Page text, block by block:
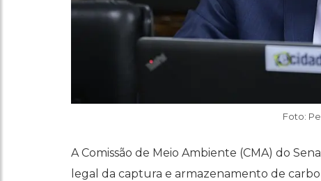
Foto:
A Comissão de Meio Ambiente (CMA) do
legal da captura e armazenamento de